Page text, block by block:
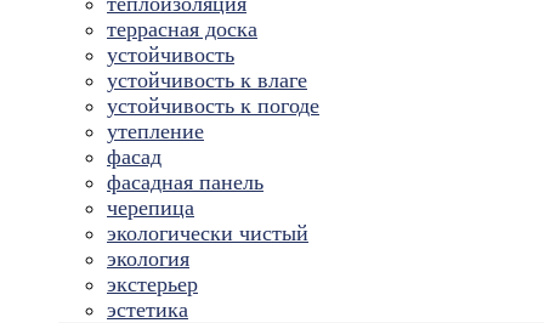
террасная доска
устойчивость
устойчивость к влаге
устойчивость к погоде
утепление
фасад
фасадная панель
черепица
экологически чистый
экология
экстерьер
эстетика